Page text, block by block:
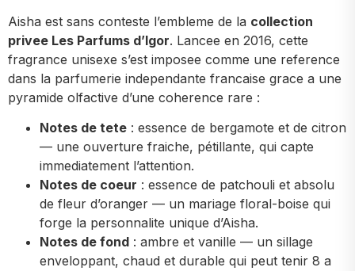
Aisha est sans conteste l’embleme de la collection
privee Les Parfums d’Igor. Lancee en 2016, cette
fragrance unisexe s’est imposee comme une reference
dans la parfumerie independante francaise grace a une
pyramide olfactive d’une coherence rare :
Notes de tete : essence de bergamote et de citron
— une ouverture fraiche, pétillante, qui capte
immediatement l’attention.
Notes de coeur : essence de patchouli et absolu
de fleur d’oranger — un mariage floral-boise qui
forge la personnalite unique d’Aisha.
Notes de fond : ambre et vanille — un sillage
enveloppant, chaud et durable qui peut tenir 8 a